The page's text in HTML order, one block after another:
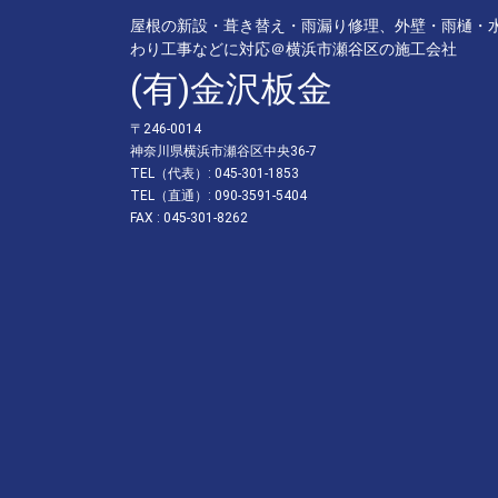
屋根の新設・葺き替え・雨漏り修理、外壁・雨樋・
わり工事などに対応＠横浜市瀬谷区の施工会社
(有)金沢板金
〒246-0014
神奈川県横浜市瀬谷区中央36-7
TEL（代表）: 045-301-1853
TEL（直通）: 090-3591-5404
FAX : 045-301-8262